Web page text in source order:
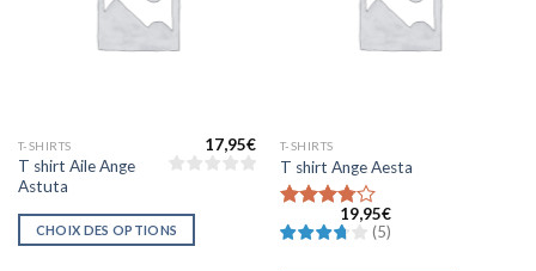
T-SHIRTS
T shirt Aile Ange
Astuta
17,95€
CHOIX DES OPTIONS
T-SHIRTS
T shirt Ange Aesta
Note
3.8
sur 5
19,95€
(5)